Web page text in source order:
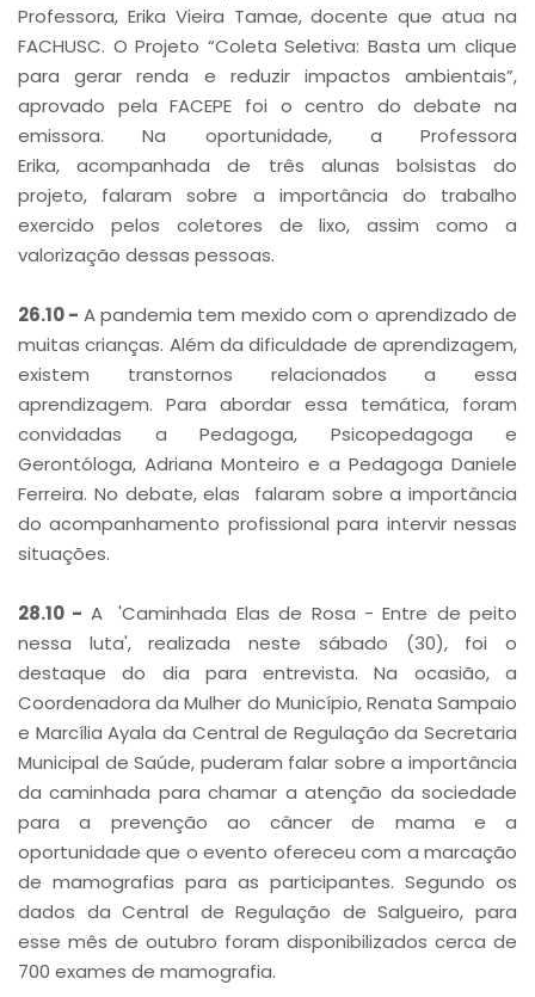
Professora, Erika Vieira Tamae, docente que atua na
FACHUSC. O Projeto “Coleta Seletiva: Basta um clique
para gerar renda e reduzir impactos ambientais”,
aprovado pela FACEPE foi o centro do debate na
emissora. Na oportunidade, a Professora
Erika, acompanhada de três alunas bolsistas do
projeto, falaram sobre a importância do trabalho
exercido pelos coletores de lixo, assim como a
valorização dessas pessoas.
26.10 - A pandemia tem mexido com o aprendizado de
muitas crianças. Além da dificuldade de aprendizagem,
existem transtornos relacionados a essa
aprendizagem. Para abordar essa temática, foram
convidadas a Pedagoga, Psicopedagoga e
Gerontóloga, Adriana Monteiro e a Pedagoga Daniele
Ferreira. No debate, elas falaram sobre a importância
do acompanhamento profissional para intervir nessas
situações.
28.10 - A
'Caminhada Elas de Rosa - Entre de peito
nessa luta', realizada neste sábado (30), foi o
destaque do dia para entrevista. Na ocasião, a
Coordenadora da Mulher do Município, Renata Sampaio
e Marcília Ayala da Central de Regulação da Secretaria
Municipal de Saúde, puderam falar sobre a importância
da caminhada para chamar a atenção da sociedade
para a prevenção ao câncer de mama e a
oportunidade que o evento ofereceu com a marcação
de mamografias para as participantes. Segundo os
dados da Central de Regulação de Salgueiro, para
esse mês de outubro foram disponibilizados cerca de
700 exames de mamografia.